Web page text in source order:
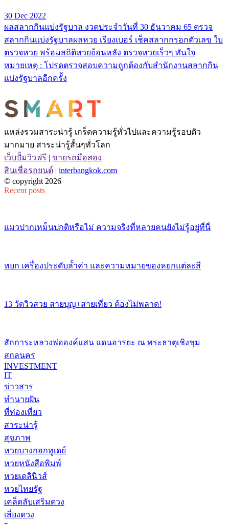
30 Dec 2022
ผลสลากกินแบ่งรัฐบาล งวดประจำวันที่ 30 ธันวาคม 65 ตรวจ
สลากกินแบ่งรัฐบาลผลหวย เรียงเบอร์ เช็คสลากกรอกตัวเลข ใบ
ตรวจหวย พร้อมสถิติหวยย้อนหลัง ตรวจหวยเร็วๆ ทันใจ
หมายเหตุ : โปรดตรวจสอบความถูกต้องกับสำนักงานสลากกิน
แบ่งรัฐบาลอีกครั้ง
แหล่งรวมสาระน่ารู้ เกร็ดความรู้ทั่วไปและความรู้รอบตัว
มากมาย สาระน่ารู้สั้นๆทั่วโลก
เว็บปั้มวิวฟรี | ขายรถมือสอง
สินเชื่อรถยนต์ | interbangkok.com
© copyright 2026
Recent posts
แมวปากเหม็นปกติหรือไม่ ความจริงที่หลายคนยังไม่รู้อยู่ที่นี่
หยก เครื่องประดับล้ำค่า และความหมายของหยกแต่ละสี
13 วัดวิวสวย สายบุญ+สายเที่ยว ต้องไม่พลาด!
สักการะหลวงพ่อองค์แสน แดนอารยะ ณ พระธาตุเชิงชุม
สกลนคร
INVESTMENT
IT
ข่าวสาร
ทำนายฝัน
ที่ท่องเที่ยว
สาระน่ารู้
สุขภาพ
หวยบางกอกทูเดย์
หวยหนังสือพิมพ์
หวยเดลินิวส์
หวยไทยรัฐ
เคล็ดลับเสริมดวง
เสี่ยงดวง